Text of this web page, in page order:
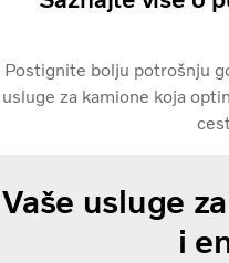
Postignite bolju potrošnju
usluge za kamione koja
Vaše usluge
i